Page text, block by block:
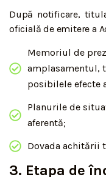
După notificare,
oficială de emitere a
Memoriul de
amplasamentul,
posibilele efecte
Planurile de
aferentă;
Dovada achitării
3. Etapa de